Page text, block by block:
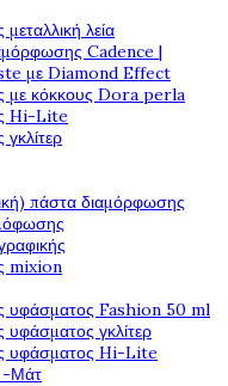
λεία
Cadence |
με Diamond Effect
με κόκκους Dora perla
Hi-Lite
πάστα διαμόρφωσης
mixion
υφάσματος Fashion 50 ml
γκλίτερ
υφάσματος Hi-Lite
-Μάτ